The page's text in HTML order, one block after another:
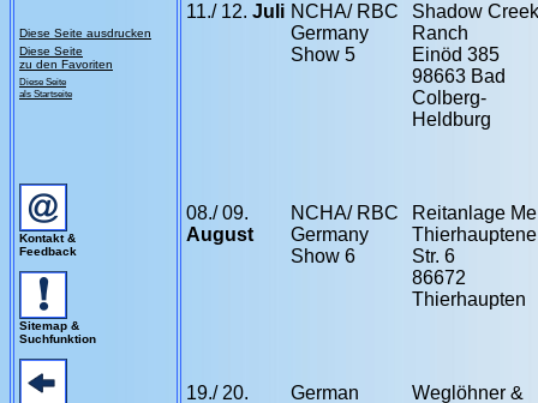
Diese Seite ausdrucken
Diese Seite
zu den Favoriten
Diese Seite
als Startseite
Kontakt &
Feedback
Sitemap &
Suchfunktion
11./ 12. Juli NCHA/ RBC
Germany
Show 5
Shadow Creek
Ranch
Einöd 385
98663 Bad
Colberg-
Heldburg
08./ 09.
August
NCHA/ RBC
Germany
Show 6
Reitanlage
Str. 6
86672
Thierhaupten
19./ 20.
German
Weglöhner &